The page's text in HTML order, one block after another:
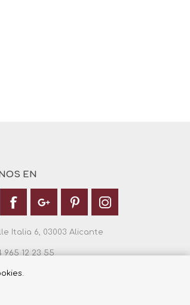
EN
Italia 6, 03003 Alicante
965 12 23 55